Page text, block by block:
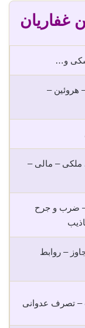
غفاریان
و…
هروئین –
ملکی – مالی –
ضرب و جرح
– روابط
– تصرف عدوانی